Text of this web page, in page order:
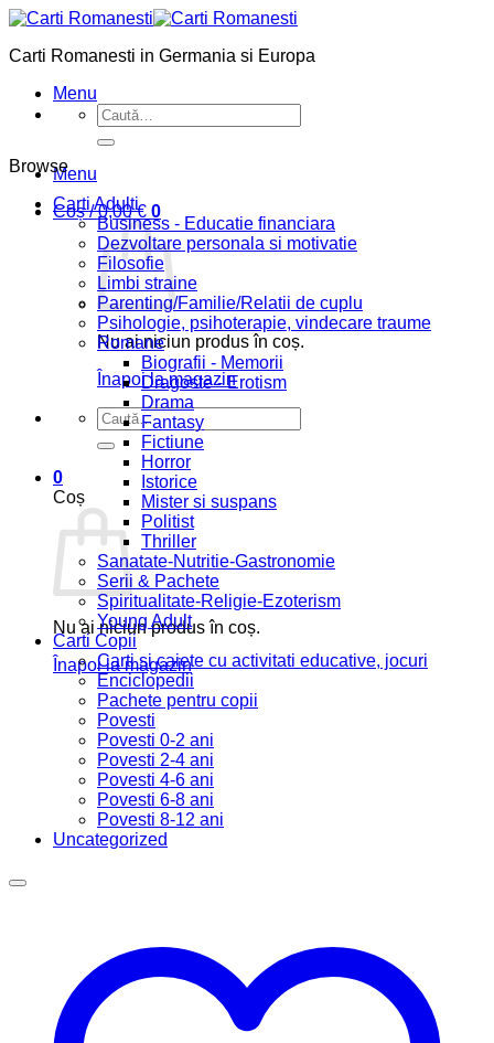
Skip
content
Carti Romanesti in Germania si Europa
Menu
Caută
după:
Menu
Coș /0,00€ 0
Nu ai niciun produs în coș.
Înapoi la magazin
Caută
după:
0
Coș
Nu ai niciun produs în coș.
Înapoi la magazin
Browse
Carti Adulti
Business - Educatie financiara
Dezvoltare personala si motivatie
Filosofie
Limbi straine
Parenting/Familie/Relatii de cuplu
Psihologie, psihoterapie, vindecare traume
Romane
Biografii - Memorii
Dragoste - Erotism
Drama
Fantasy
Fictiune
Horror
Istorice
Mister si suspans
Politist
Thriller
Sanatate-Nutritie-Gastronomie
Serii & Pachete
Spiritualitate-Religie-Ezoterism
Young Adult
Carti Copii
Carti si caiete cu activitati educative, jocuri
Enciclopedii
Pachete pentru copii
Povesti
Povesti 0-2 ani
Povesti 2-4 ani
Povesti 4-6 ani
Povesti 6-8 ani
Povesti 8-12 ani
Uncategorized